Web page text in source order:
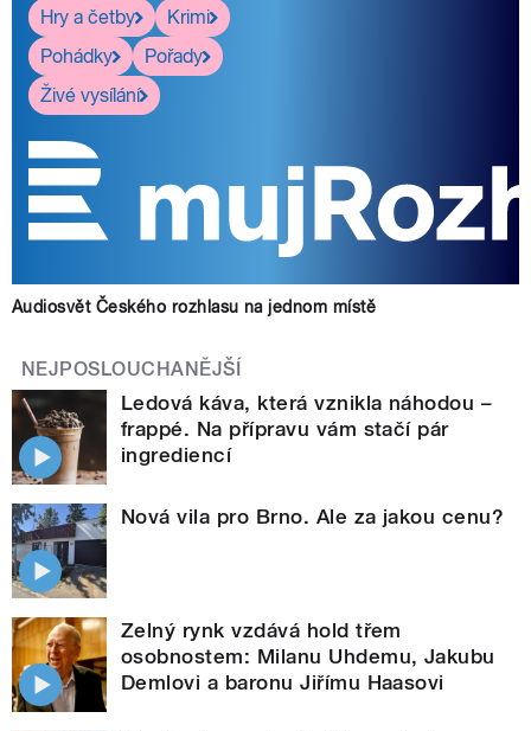
Hry a četby
Krimi
Pohádky
Pořady
Živé vysílání
Audiosvět Českého rozhlasu na jednom místě
NEJPOSLOUCHANĚJŠÍ
Ledová káva, která vznikla náhodou –
frappé. Na přípravu vám stačí pár
ingrediencí
Nová vila pro Brno. Ale za jakou cenu?
Zelný rynk vzdává hold třem
osobnostem: Milanu Uhdemu, Jakubu
Demlovi a baronu Jiřímu Haasovi